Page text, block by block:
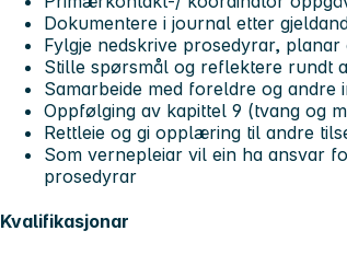
Dokumentere i journal etter
Fylgje nedskrive prosedyrar, planar
Stille spørsmål og reflektere rundt
Samarbeide med foreldre og andre
Oppfølging av kapittel 9 (tvang og
Rettleie og gi opplæring til andre
Som vernepleiar vil ein ha ansvar
prosedyrar
Kvalifikasjonar